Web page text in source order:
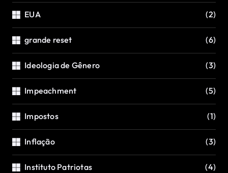
EUA (2)
grande reset (6)
Ideologia de Gênero (3)
Impeachment (5)
Impostos (1)
Inflação (3)
Instituto Patriotas (4)